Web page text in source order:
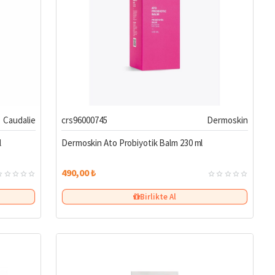
Caudalie
crs96000745
Dermoskin
Dermoskin Ato Probiyotik Balm 230 ml
490,00 ₺
Birlikte Al